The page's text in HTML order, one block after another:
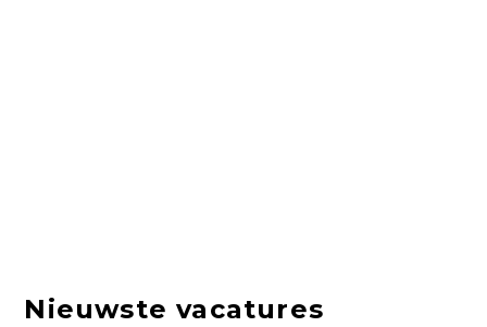
Nieuwste vacatures